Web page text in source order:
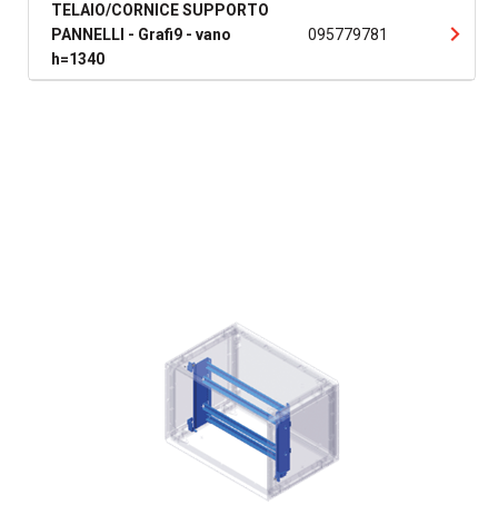
TELAIO/CORNICE SUPPORTO
PANNELLI - Grafi9 - vano
h=1340
095779781